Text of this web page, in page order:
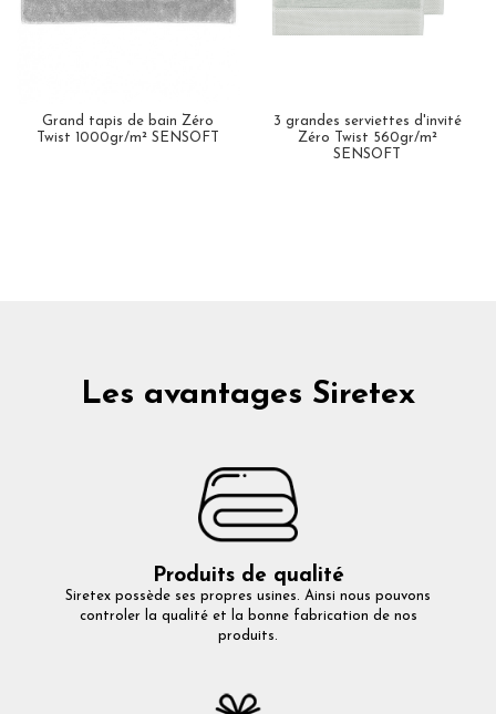
Grand tapis de bain Zéro
Twist 1000gr/m² SENSOFT
3 grandes serviettes d'invité
Zéro Twist 560gr/m²
SENSOFT
Les avantages Siretex
Produits de qualité
Siretex possède ses propres usines. Ainsi nous pouvons
controler la qualité et la bonne fabrication de nos
produits.